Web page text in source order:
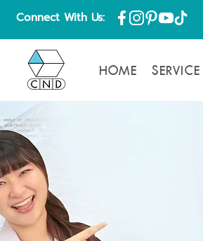
Connect With Us:
HOME SERVICE